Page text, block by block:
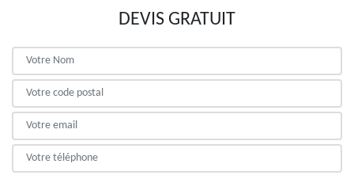
DEVIS GRATUIT